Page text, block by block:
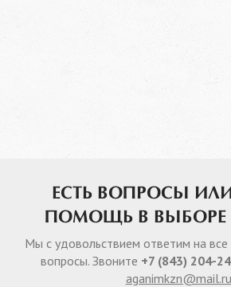
ЕСТЬ ВОПРОСЫ
ПОМОЩЬ В ВЫБОРЕ
Мы с удовольствием ответим на
вопросы. Звоните +7 (843) 204-
aganimkzn@mail.ru